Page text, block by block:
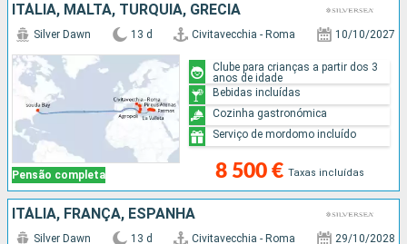
ITÁLIA, MALTA, TURQUIA, GRÉCIA
Pensão completa
Silver Dawn 13 d Civitavecchia - Roma 10/10/2027
8 500 € Taxas incluídas
Clube para crianças a partir dos 3
anos de idade
Bebidas incluídas
Cozinha gastronómica
Serviço de mordomo incluído
ITÁLIA, FRANÇA, ESPANHA
Silver Dawn 13 d Civitavecchia - Roma 29/10/2028